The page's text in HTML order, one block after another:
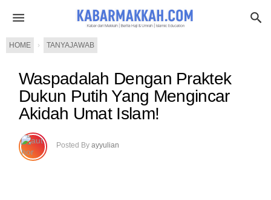
HOME › TANYAJAWAB
Waspadalah Dengan Praktek
Dukun Putih Yang Mengincar
Akidah Umat Islam!
Posted By ayyulian